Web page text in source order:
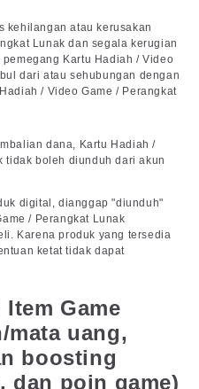
kehilangan atau kerusakan
Lunak dan segala kerugian
Kartu Hadiah / Video
dari atau sehubungan dengan
/ Video Game / Perangkat
dana, Kartu Hadiah /
tidak boleh diunduh dari akun
digital, dianggap "diunduh"
/ Perangkat Lunak
Karena produk yang tersedia
ketat tidak dapat
Game
mata uang,
boosting
dan poin game)